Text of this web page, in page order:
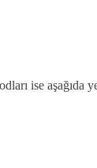
ise